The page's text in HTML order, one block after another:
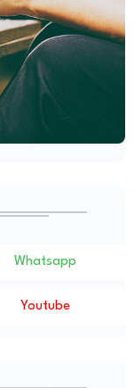
Whatsapp
Youtube